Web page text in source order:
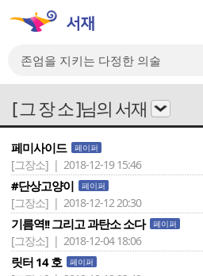
[ 그 장 소 ]님의 서재
페미사이드 페이퍼
[그장소] | 2018-12-19 15:46
#단상고양이 페이퍼
[그장소] | 2018-12-12 20:30
기름역!! 그리고 과탄소 소다 페이퍼
[그장소] | 2018-12-04 18:06
릿터 14 호 페이퍼